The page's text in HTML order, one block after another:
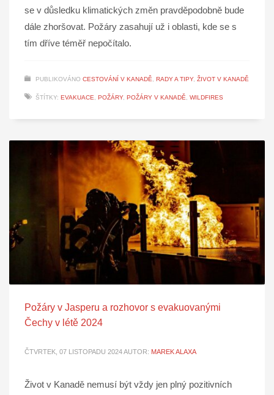
se v důsledku klimatických změn pravděpodobně bude
dále zhoršovat. Požáry zasahují už i oblasti, kde se s
tím dříve téměř nepočítalo.
PUBLIKOVÁNO CESTOVÁNÍ V KANADĚ, RADY A TIPY, ŽIVOT V KANADĚ
ŠTÍTKY: EVAKUACE, POŽÁRY, POŽÁRY V KANADĚ, WILDFIRES
Požáry v Jasperu a rozhovor s evakuovanými
Čechy v létě 2024
ČTVRTEK, 07 LISTOPADU 2024AUTOR: MAREK ALAXA
Život v Kanadě nemusí být vždy jen plný pozitivních